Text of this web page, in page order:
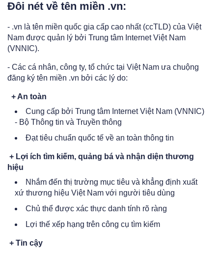
Đôi nét về tên miền .vn:
- .vn là tên miền quốc gia cấp cao nhất (ccTLD) của Việt
Nam được quản lý bởi Trung tâm Internet Việt Nam
(VNNIC).
- Các cá nhân, công ty, tổ chức tại Việt Nam ưa chuộng
đăng ký tên miền .vn bởi các lý do:
+ An toàn
Cung cấp bởi Trung tâm Internet Việt Nam (VNNIC)
- Bộ Thông tin và Truyền thông
Đạt tiêu chuẩn quốc tế về an toàn thông tin
+ Lợi ích tìm kiếm, quảng bá và nhận diện thương
hiệu
Nhắm đến thị trường mục tiêu và khẳng định xuất
xứ thương hiệu Việt Nam với người tiêu dùng
Chủ thể được xác thực danh tính rõ ràng
Lợi thế xếp hạng trên công cụ tìm kiếm
+ Tin cậy